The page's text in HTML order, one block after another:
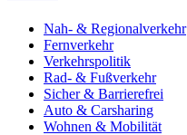
Nah- & Regionalverkehr
Fernverkehr
Verkehrspolitik
Rad- & Fußverkehr
Sicher & Barrierefrei
Auto & Carsharing
Wohnen & Mobilität